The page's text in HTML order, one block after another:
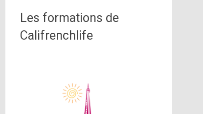
Les formations de
Califrenchlife